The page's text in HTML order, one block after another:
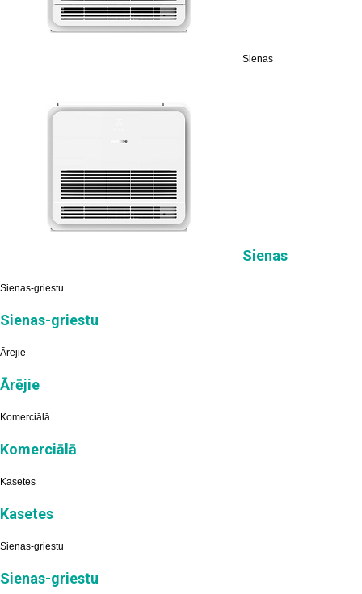
Sienas
Sienas
Sienas-griestu
Sienas-griestu
Ārējie
Ārējie
Komerciālā
Komerciālā
Kasetes
Kasetes
Sienas-griestu
Sienas-griestu